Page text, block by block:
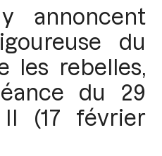
annoncent
du
les rebelles,
du 29
(17 février